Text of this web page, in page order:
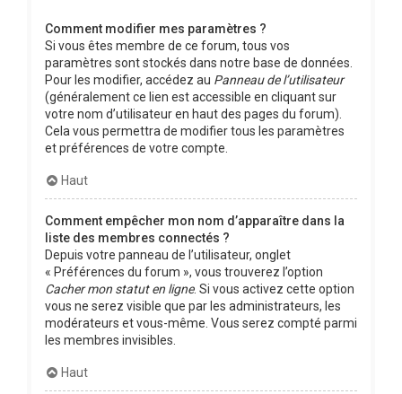
Comment modifier mes paramètres ?
Si vous êtes membre de ce forum, tous vos
paramètres sont stockés dans notre base de données.
Pour les modifier, accédez au Panneau de l’utilisateur
(généralement ce lien est accessible en cliquant sur
votre nom d’utilisateur en haut des pages du forum).
Cela vous permettra de modifier tous les paramètres
et préférences de votre compte.
Haut
Comment empêcher mon nom d’apparaître dans la
liste des membres connectés ?
Depuis votre panneau de l’utilisateur, onglet
« Préférences du forum », vous trouverez l’option
Cacher mon statut en ligne. Si vous activez cette option
vous ne serez visible que par les administrateurs, les
modérateurs et vous-même. Vous serez compté parmi
les membres invisibles.
Haut